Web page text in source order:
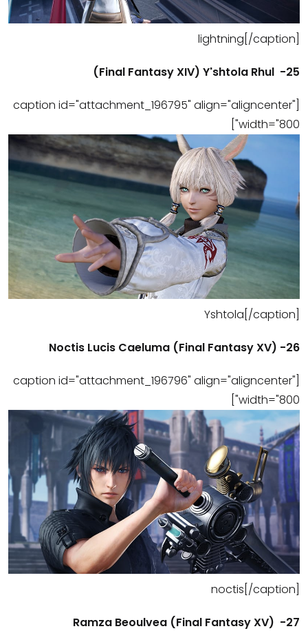
lightning[/caption]
25- Final Fantasy XIV) Y'shtola Rhul)
[caption id="attachment_196795" align="aligncenter"
width="800"]
Yshtola[/caption]
26- (Noctis Lucis Caeluma (Final Fantasy XV
[caption id="attachment_196796" align="aligncenter"
width="800"]
noctis[/caption]
27- (Final Fantasy XV) Ramza Beoulvea